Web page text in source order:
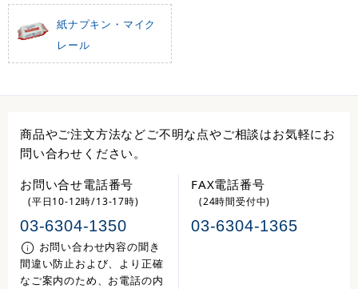
紙ナプキン・マイク
レール
商品やご注文方法などご不明な点やご相談はお気軽にお
問い合わせください。
お問い合せ電話番号
(平日10-12時/13-17時)
03-6304-1350
お問い合わせ内容の聞き
間違い防止および、より正確
なご案内のため、お電話の内
FAX電話番号
(24時間受付中)
03-6304-1365